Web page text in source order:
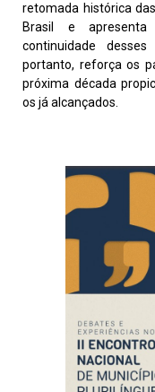
retomada histórica
Brasil e
continuidade
portanto, reforça os
próxima década
os já alcançados.